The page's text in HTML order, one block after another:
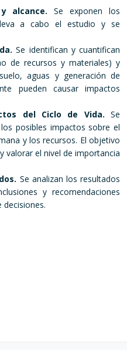
y alcance.Se exponen los
a cabo el estudio y se
Se identifican y cuantifican
de recursos y materiales) y
aguas y generación de
pueden causar impactos
del Ciclo de Vida. Se
posibles impactos sobre el
y los recursos. El objetivo
valorar el nivel de importancia
Se analizan los resultados
y recomendaciones